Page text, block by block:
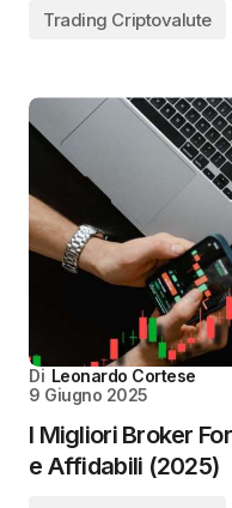
Trading Criptovalute
Di Leonardo Cortese
9 Giugno 2025
I Migliori Broker
e Affidabili (2025)